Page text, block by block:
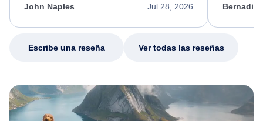
appreciate her excellent service.
Jul 28, 2026
John Naples
my issue.
Escribe una reseña Ver todas las reseñas